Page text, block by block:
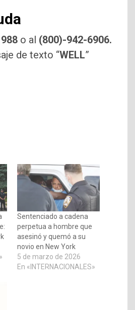
988 o al (800)-942-6906.
de texto “WELL”
Sentenciado a cadena
perpetua a hombre que
asesinó y quemó a su
novio en New York
5 de marzo de 2026
En «INTERNACIONALES»